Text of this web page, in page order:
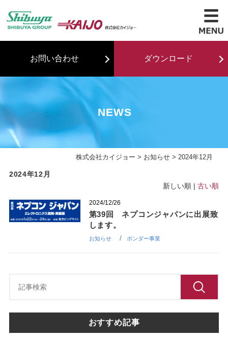
お問い合わせ ダウンロード
NEWS
株式会社カイジョー > お知らせ> 2024年12月
2024年12月
新しい順 |古い順
2024/12/26
第39回 ネプコンジャパンに出展致
します。
お知らせ ボンダー事業
おすすめ記事